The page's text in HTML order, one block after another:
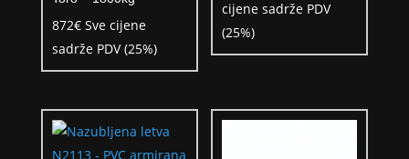
872€ Sve cijene
sadrže PDV (25%)
cijena:
328€
cijene sadrže PDV
(25%)